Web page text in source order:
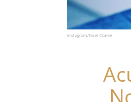
Instagram/Noel Clarke